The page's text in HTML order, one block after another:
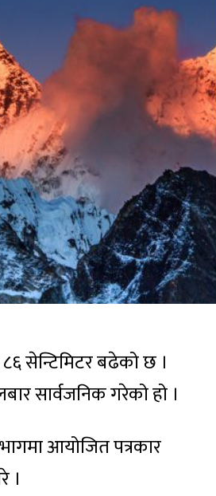
सेन्टिमिटर बढेको छ ।
सार्वजनिक गरेको हो ।
आयोजित पत्रकार
।